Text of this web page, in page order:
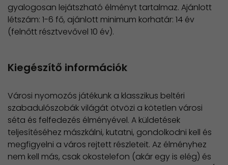
gyalogosan lejátszható élményt tartalmaz. Ajánlott
létszám: 1-6 fő, ajánlott minimum korhatár: 14 év
(felnőtt résztvevővel 10 év).
Kiegészítő információk
Városi nyomozós játékunk a klasszikus beltéri
szabadulószobák világát ötvözi a kötetlen városi
séta és felfedezés élményével. A küldetések
teljesítéséhez mászkálni, kutatni, gondolkodni kell és
megfigyelni a város rejtett részleteit. Az élményhez
nem kell más, csak okostelefon (akár egy is elég) és